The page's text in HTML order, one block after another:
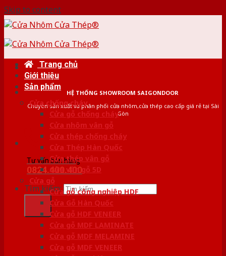
Skip to content
HỆ THỐNG SHOWROOM SAIGONDOOR
Chuyên sản xuất và phân phối cửa nhôm,cửa thép cao cấp giá rẻ tại Sài
Gòn
Tư vấn bán hàng
0824.400.400
Tìm kiếm:
Trang chủ
Giới thiệu
Sản phẩm
Cửa chống cháy
Cửa gỗ chống cháy
Cửa nhôm vân gỗ
Cửa thép chống cháy
Cửa Thép Hàn Quốc
Cửa thép vân gỗ
Cửa vân gỗ 5D
Cửa gỗ
Cửa gỗ công nghiệp HDF
Cửa Gỗ Hàn Quốc
Cửa gỗ HDF VENEER
Cửa gỗ MDF LAMINATE
Cửa gỗ MDF MELAMINE
Cửa gỗ MDF VENEER